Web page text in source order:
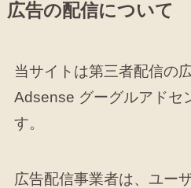
広告の配信について
当サイトは第三者配信の
Adsense グーグルアドセ
す。
広告配信事業者は、ユー